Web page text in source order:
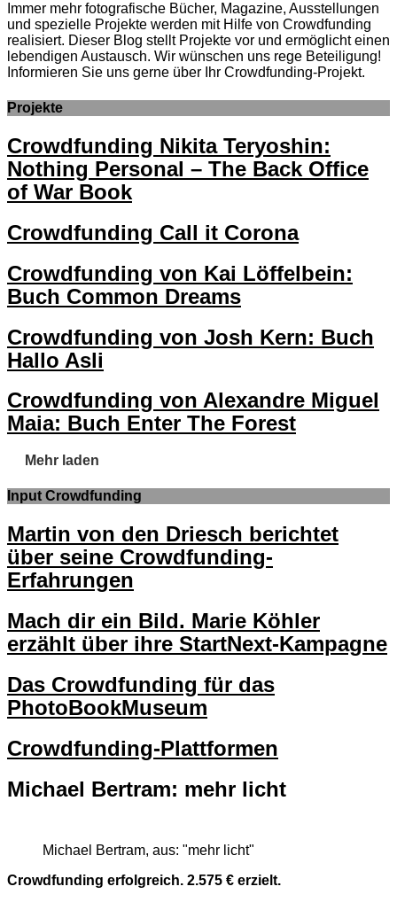
Immer mehr fotografische Bücher, Magazine, Ausstellungen
und spezielle Projekte werden mit Hilfe von Crowdfunding
realisiert. Dieser Blog stellt Projekte vor und ermöglicht einen
lebendigen Austausch. Wir wünschen uns rege Beteiligung!
Informieren Sie uns gerne über Ihr Crowdfunding-Projekt.
Projekte
Crowdfunding Nikita Teryoshin:
Nothing Personal – The Back Office
of War Book
Crowdfunding Call it Corona
Crowdfunding von Kai Löffelbein:
Buch Common Dreams
Crowdfunding von Josh Kern: Buch
Hallo Asli
Crowdfunding von Alexandre Miguel
Maia: Buch Enter The Forest
Mehr laden
Input Crowdfunding
Martin von den Driesch berichtet
über seine Crowdfunding-
Erfahrungen
Mach dir ein Bild. Marie Köhler
erzählt über ihre StartNext-Kampagne
Das Crowdfunding für das
PhotoBookMuseum
Crowdfunding-Plattformen
Michael Bertram: mehr licht
Michael Bertram, aus: "mehr licht"
Crowdfunding erfolgreich. 2.575 € erzielt.